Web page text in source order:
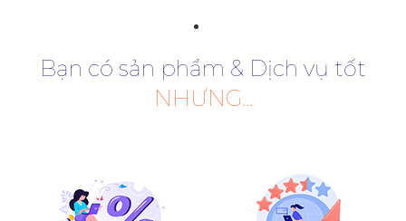
Bạn có sản phẩm & Dịch vụ tốt
NHƯNG...